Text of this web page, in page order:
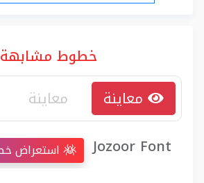
خطوط مشابهة
Jozoor Font